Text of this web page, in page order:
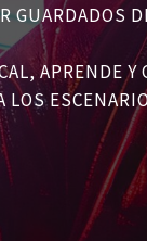
GUARDADOS
APRENDE Y